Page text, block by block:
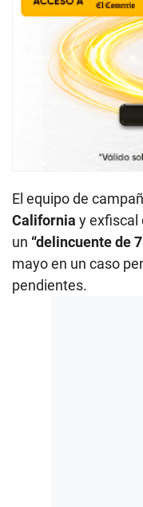
El equipo de
California y exfiscal
un “delincuente de
mayo en un caso
pendientes.